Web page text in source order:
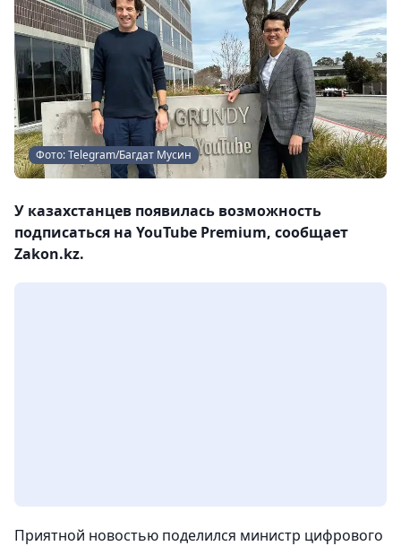
Фото: Telegram/Багдат Мусин
У казахстанцев появилась возможность
подписаться на YouTube Premium, сообщает
Zakon.kz.
Приятной новостью поделился министр цифрового